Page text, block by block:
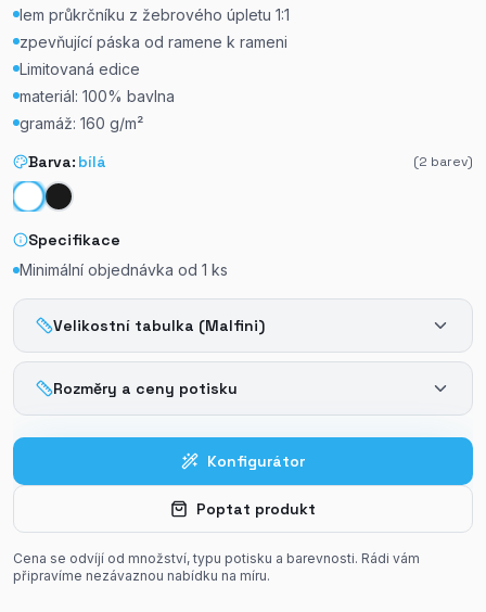
lem průkrčníku z žebrového úpletu 1:1
zpevňující páska od ramene k rameni
Limitovaná edice
materiál: 100% bavlna
gramáž: 160 g/m²
Barva: bílá (2 barev)
Specifikace
Minimální objednávka od 1 ks
Velikostní tabulka (Malfini)
Rozměry a ceny potisku
Konfigurátor
Poptat produkt
Cena se odvíjí od množství, typu potisku a barevnosti. Rádi vám
připravíme nezávaznou nabídku na míru.